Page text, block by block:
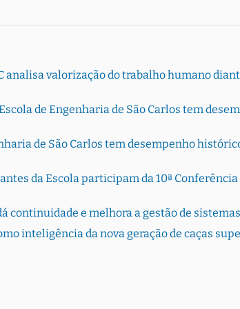
analisa valorização do trabalho humano
de Engenharia de São Carlos tem
de São Carlos tem desempenho
da Escola participam da 10ª
continuidade e melhora a gestão de
inteligência da nova geração de caças